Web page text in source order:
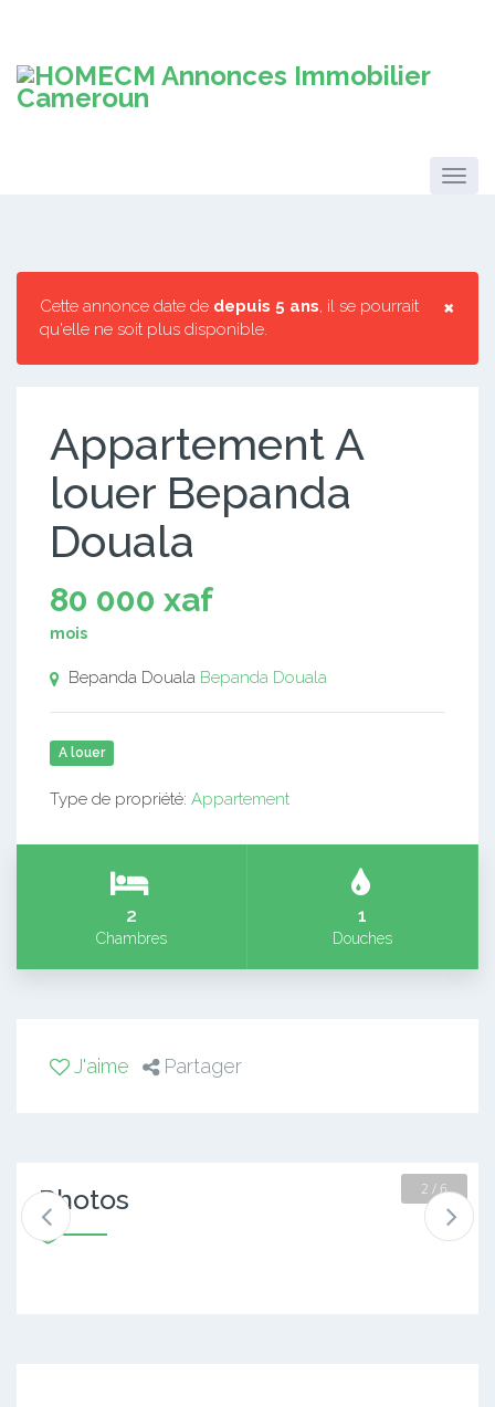
×
Cette annonce date de depuis 5 ans, il se pourrait
qu'elle ne soit plus disponible.
Appartement A
louer Bepanda
Douala
80 000 xaf
mois
Bepanda Douala Bepanda Douala
A louer
Type de propriété: Appartement
2
Chambres
1
Douches
J'aime Partager
Photos 2 / 6